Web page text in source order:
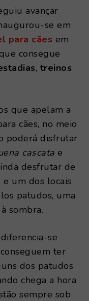
avançar
se em
para cães em
consegue
, treinos
que apelam a
cães, no meio
poderá disfrutar
cascata e
desfrutar de
e um dos locais
patudos, uma
sombra.
se
ter
dos patudos
chega a hora
sempre sob